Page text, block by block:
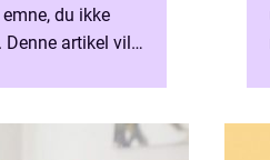
du ikke
artikel vil